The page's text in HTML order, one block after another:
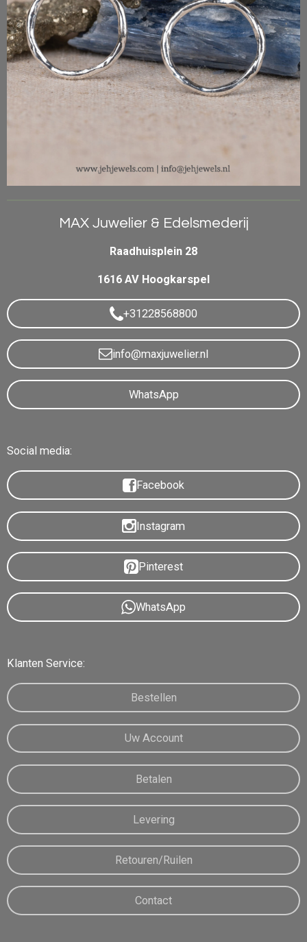
MAX Juwelier & Edelsmederij
Raadhuisplein 28
1616 AV Hoogkarspel
+31228568800
info@maxjuwelier.nl
WhatsApp
Social media:
Facebook
Instagram
Pinterest
WhatsApp
Klanten Service:
Bestellen
Uw Account
Betalen
Levering
Retouren/Ruilen
Contact